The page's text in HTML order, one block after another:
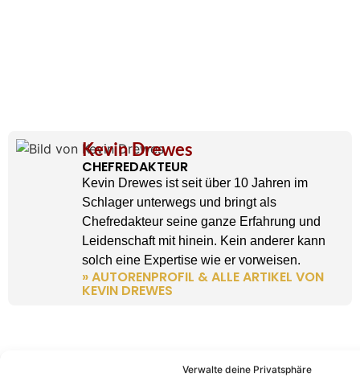
Verwalte deine Privatsphäre
Kevin Drewes
CHEFREDAKTEUR
Kevin Drewes ist seit über 10 Jahren im
Schlager unterwegs und bringt als
Chefredakteur seine ganze Erfahrung und
Leidenschaft mit hinein. Kein anderer kann
solch eine Expertise wie er vorweisen.
» AUTORENPROFIL & ALLE ARTIKEL VON
KEVIN DREWES